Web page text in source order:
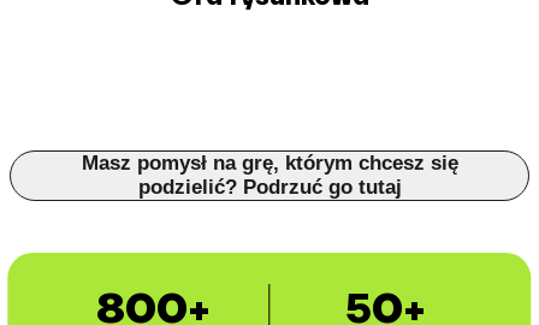
Masz pomysł na grę, którym chcesz się
podzielić? Podrzuć go tutaj
800+ 50+